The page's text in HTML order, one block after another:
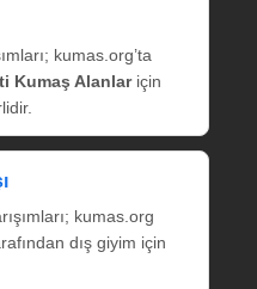
kumas.org’ta
Kumaş Alanlariçin
kumas.org
dış giyim için